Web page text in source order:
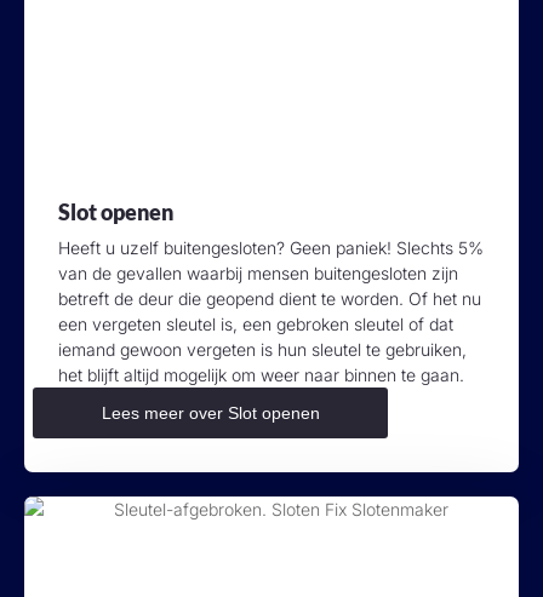
Slot openen
Heeft u uzelf buitengesloten? Geen paniek! Slechts 5%
van de gevallen waarbij mensen buitengesloten zijn
betreft de deur die geopend dient te worden. Of het nu
een vergeten sleutel is, een gebroken sleutel of dat
iemand gewoon vergeten is hun sleutel te gebruiken,
het blijft altijd mogelijk om weer naar binnen te gaan.
Lees meer over Slot openen